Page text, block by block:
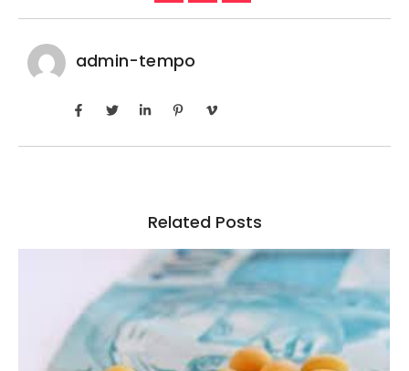
admin-tempo
Related Posts